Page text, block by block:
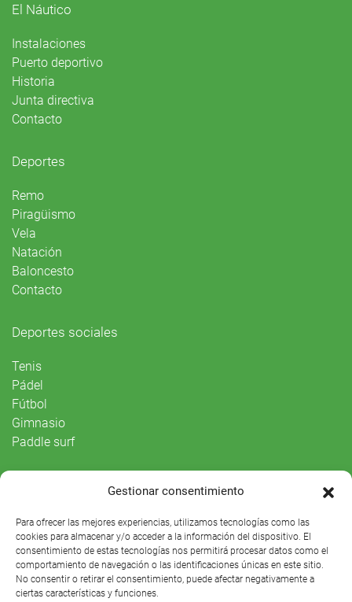
Gestionar consentimiento
Para ofrecer las mejores experiencias, utilizamos tecnologías como las
cookies para almacenar y/o acceder a la información del dispositivo. El
consentimiento de estas tecnologías nos permitirá procesar datos como el
comportamiento de navegación o las identificaciones únicas en este sitio.
No consentir o retirar el consentimiento, puede afectar negativamente a
ciertas características y funciones.
El Náutico
Instalaciones
Puerto deportivo
Historia
Junta directiva
Contacto
Deportes
Remo
Piragüismo
Vela
Natación
Baloncesto
Contacto
Deportes sociales
Tenis
Pádel
Fútbol
Gimnasio
Paddle surf
Agenda